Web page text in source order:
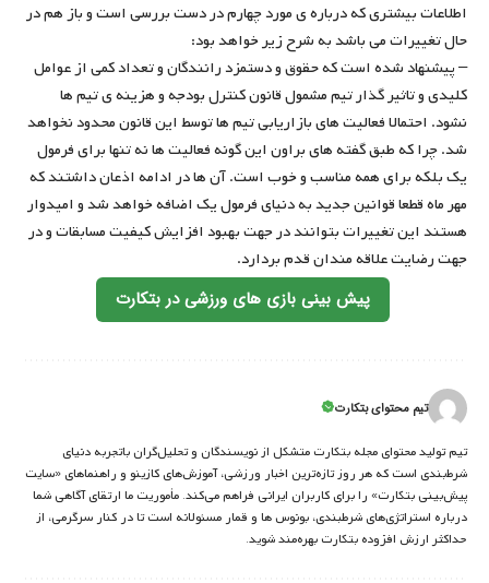
اطلاعات بیشتری که درباره ی مورد چهارم در دست بررسی است و باز هم در
حال تغییرات می باشد به شرح زیر خواهد بود:
– پیشنهاد شده است که حقوق و دستمزد رانندگان و تعداد کمی از عوامل
کلیدی و تاثیر گذار تیم مشمول قانون کنترل بودجه و هزینه ی تیم ها
نشود. احتمالا فعالیت های بازاریابی تیم ها توسط این قانون محدود نخواهد
شد. چرا که طبق گفته های براون این گونه فعالیت ها نه تنها برای فرمول
یک بلکه برای همه مناسب و خوب است. آن ها در ادامه اذعان داشتند که
مهر ماه قطعا قوانین جدید به دنیای فرمول یک اضافه خواهد شد و امیدوار
هستند این تغییرات بتوانند در جهت بهبود افزایش کیفیت مسابقات و در
جهت رضایت علاقه مندان قدم بردارد.
پیش بینی بازی های ورزشی در بتکارت
تیم محتوای بتکارت
تیم تولید محتوای مجله بتکارت متشکل از نویسندگان و تحلیل‌گران باتجربه دنیای
شرط‌بندی است که هر روز تازه‌ترین اخبار ورزشی، آموزش‌های کازینو و راهنماهای «سایت
پیش‌بینی بتکارت» را برای کاربران ایرانی فراهم می‌کند. مأموریت ما ارتقای آگاهی شما
درباره استراتژی‌های شرطبندی، بونوس ها و قمار مسئولانه است تا در کنار سرگرمی، از
حداکثر ارزش افزوده بتکارت بهره‌مند شوید.